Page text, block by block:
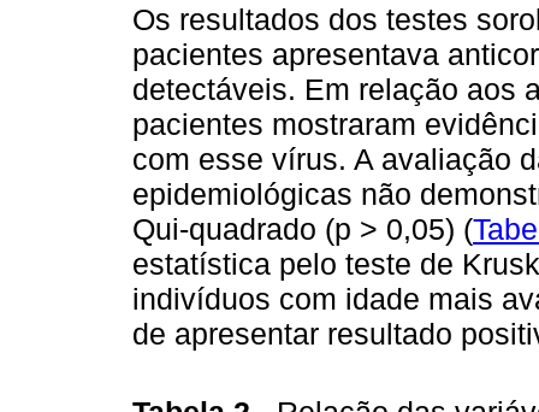
Os resultados dos testes
pacientes apresentava
detectáveis. Em relação aos
pacientes mostraram
com esse vírus. A avaliação
epidemiológicas não
Qui-quadrado (p > 0,05) (
estatística pelo teste de
indivíduos com idade mais
de apresentar resultado